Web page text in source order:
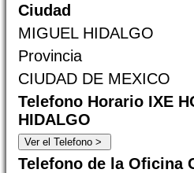
Ciudad
MIGUEL HIDALGO
Provincia
CIUDAD DE MEXICO
Telefono Horario IXE
HIDALGO
Telefono de la Oficina